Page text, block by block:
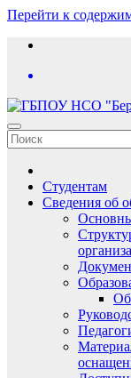
Перейти к
Студентам
Сведения об